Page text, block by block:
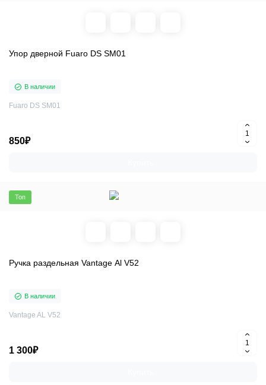
Упор дверной Fuaro DS SM01
В наличии
Fuaro DS SM01
850₽
Топ
Ручка раздельная Vantage Al V52
В наличии
Vantage AL V52
1 300₽